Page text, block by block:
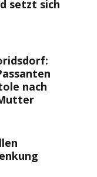
setzt sich
nach